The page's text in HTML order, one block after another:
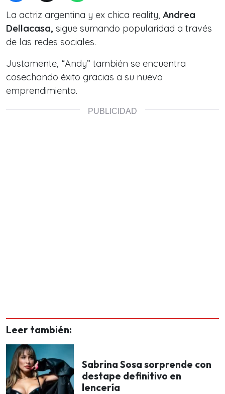
La actriz argentina y ex chica reality, Andrea
Dellacasa, sigue sumando popularidad a través
de las redes sociales.
Justamente, “Andy” también se encuentra
cosechando éxito gracias a su nuevo
emprendimiento.
Leer también:
Sabrina Sosa sorprende con
destape definitivo en
lencería